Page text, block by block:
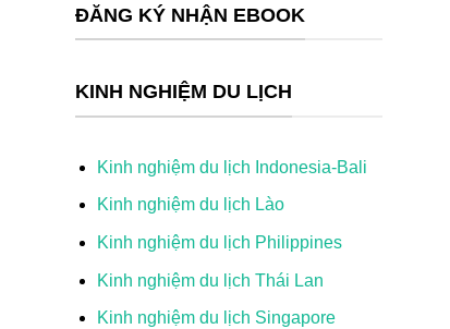
ĐĂNG KÝ NHẬN EBOOK
KINH NGHIỆM DU LỊCH
Kinh nghiệm du lịch Indonesia-Bali
Kinh nghiệm du lịch Lào
Kinh nghiệm du lịch Philippines
Kinh nghiệm du lịch Thái Lan
Kinh nghiệm du lịch Singapore